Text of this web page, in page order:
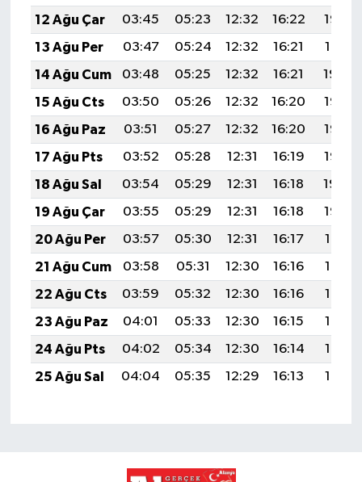
12 Ağu Çar
03:45 05:23 12:32 16:22
19:32
13 Ağu Per
03:47 05:24 12:32 16:21
19:31
14 Ağu Cum
03:48 05:25 12:32 16:21
19:29
15 Ağu Cts
03:50 05:26 12:32 16:20
19:28
16 Ağu Paz
03:51 05:27 12:32 16:20
19:27
17 Ağu Pts
03:52 05:28 12:31 16:19
19:25
18 Ağu Sal
03:54 05:29 12:31 16:18
19:24
19 Ağu Çar
03:55 05:29 12:31 16:18
19:22
20 Ağu Per
03:57 05:30 12:31 16:17
19:21
21 Ağu Cum
03:58 05:31 12:30 16:16
19:19
22 Ağu Cts
03:59 05:32 12:30 16:16
19:18
23 Ağu Paz
04:01 05:33 12:30 16:15
19:16
24 Ağu Pts
04:02 05:34 12:30 16:14
19:15
25 Ağu Sal
04:04 05:35 12:29 16:13 19:13